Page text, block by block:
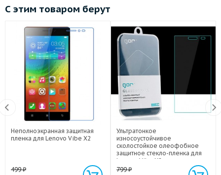
С этим товаром берут
Неполноэкранная защитная
пленка для Lenovo Vibe X2
499₽
Ультратонкое
износоустойчивое
сколостойкое олеофобное
защитное стекло-пленка для
Lenovo Vibe X2
799₽